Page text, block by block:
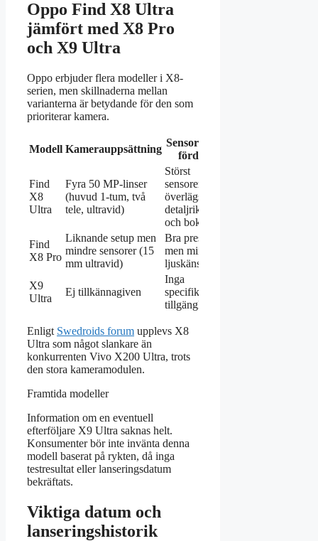
Oppo Find X8 Ultra
jämfört med X8 Pro
och X9 Ultra
Oppo erbjuder flera modeller i X8-
serien, men skillnaderna mellan
varianterna är betydande för den som
prioriterar kamera.
Modell Kamerauppsättning
Sensorer och
fördelar
Find
X8
Ultra
Fyra 50 MP-linser
(huvud 1-tum, två
tele, ultravid)
Störst
sensorer;
överlägsen
detaljrikedom
och bokeh
Find
X8 Pro
Liknande setup men
mindre sensorer (15
mm ultravid)
Bra prestanda
men mindre
ljuskänslig
X9
Ultra
Ej tillkännagiven
Inga
specifikationer
tillgängliga
Enligt Swedroids forum upplevs X8
Ultra som något slankare än
konkurrenten Vivo X200 Ultra, trots
den stora kameramodulen.
Framtida modeller
Information om en eventuell
efterföljare X9 Ultra saknas helt.
Konsumenter bör inte invänta denna
modell baserat på rykten, då inga
testresultat eller lanseringsdatum
bekräftats.
Viktiga datum och
lanseringshistorik